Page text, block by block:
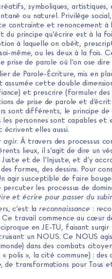
symboliques, artistiques,
ou naturel. Privilège
contrainte et renoncement à
du principe qu’écrire est à la
à laquelle on obéit,
même, ou les deux à la fois.
prise de parole où l’on ose
de Parole-Écriture, mis en
cette double
et prescrire (formuler des
de prise de parole et
sont différents, le principe
personnes sont capables et
elles aussi.
agir. À travers des processus
lieux, il s’agit de dire un
et de l’Injuste, et d’y
formes, des dessins. Pour
agir susceptible de faire
percuter les processus de
et écrire pour passer du
c’est la reconnaissance :
travail commence au cœur
en JE-TU, faisant
un NOUS. Ce NOUS
dans des combats
polis », la cité commune) : des
de transformations pour Tous